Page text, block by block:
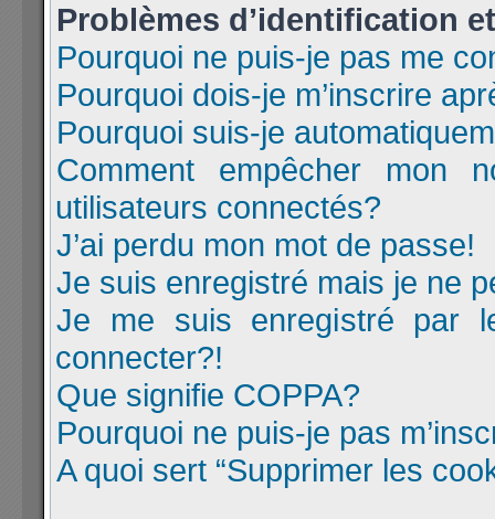
Problèmes d’identification
Pourquoi ne puis-je pas me
Pourquoi dois-je m’inscrire
Pourquoi suis-je
Comment empêcher mon
utilisateurs connectés?
J’ai perdu mon mot de passe!
Je suis enregistré mais je ne
Je me suis enregistré par
connecter?!
Que signifie COPPA?
Pourquoi ne puis-je pas
A quoi sert “Supprimer les